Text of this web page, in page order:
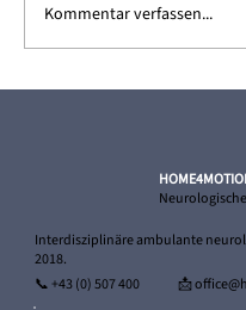
Kommentar verfassen...
Interdisziplinäre ambulante
2018.
📞+43 (0) 507 400 📩